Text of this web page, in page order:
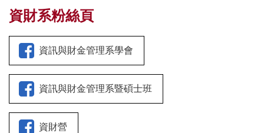
資財系粉絲頁
資訊與財金管理系學會
資訊與財金管理系暨碩士班
資財營